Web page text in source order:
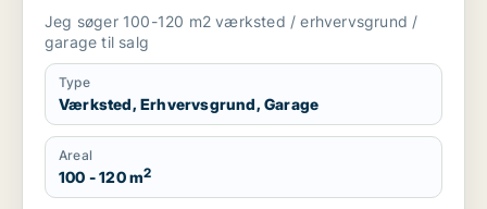
Jeg søger 100-120 m2 værksted / erhvervsgrund /
garage til salg
Type
Værksted, Erhvervsgrund, Garage
Areal
100 - 120 m2